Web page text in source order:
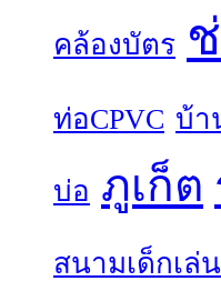
คล้องบัตร
ท่อCPVC บ้า
บ่อ ภูเก็ต
สนามเด็กเล่น